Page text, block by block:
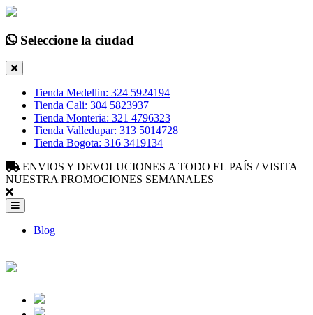
Seleccione la ciudad
Tienda Medellin: 324 5924194
Tienda Cali: 304 5823937
Tienda Monteria: 321 4796323
Tienda Valledupar: 313 5014728
Tienda Bogota: 316 3419134
ENVIOS Y DEVOLUCIONES A TODO EL PAÍS / VISITA
NUESTRA PROMOCIONES SEMANALES
Blog